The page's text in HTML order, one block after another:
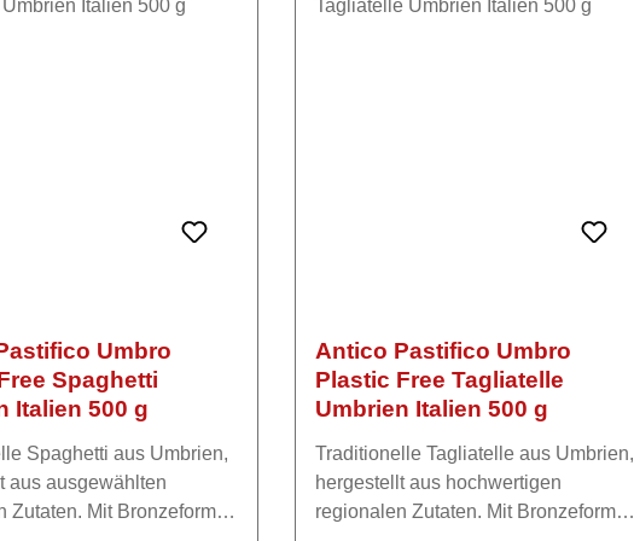
Umbro
Spaghetti
Italien 500 g
Spaghetti aus Umbrien,
aus ausgewählten
Zutaten. Mit Bronzeformen
Antico Pastifico Umbro
Plastic Free Tagliatelle
Umbrien Italien 500 g
Traditionelle Tagliatelle aus Umbrien,
hergestellt aus hochwertigen
regionalen Zutaten. Mit Bronzeformen